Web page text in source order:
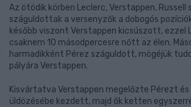
Az ötödik körben Leclerc, Verstappen, Russell
száguldottak a versenyzők a dobogós
később viszont Verstappen kicsúszott, ezzel
csaknem 10 másodpercesre nőtt az élen.
harmadikként Pérez száguldott, mögéjük
pályára Verstappen.
Kisvártatva Verstappen megelőzte Pérezt és
üldözésébe kezdett, majd ők ketten